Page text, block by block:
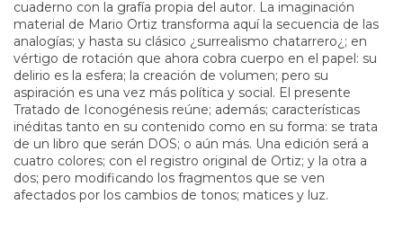
cuaderno con la grafía propia del autor. La imaginación
material de Mario Ortiz transforma aquí la secuencia de las
analogías; y hasta su clásico ¿surrealismo chatarrero¿; en
vértigo de rotación que ahora cobra cuerpo en el papel: su
delirio es la esfera; la creación de volumen; pero su
aspiración es una vez más política y social. El presente
Tratado de Iconogénesis reúne; además; características
inéditas tanto en su contenido como en su forma: se trata
de un libro que serán DOS; o aún más. Una edición será a
cuatro colores; con el registro original de Ortiz; y la otra a
dos; pero modificando los fragmentos que se ven
afectados por los cambios de tonos; matices y luz.